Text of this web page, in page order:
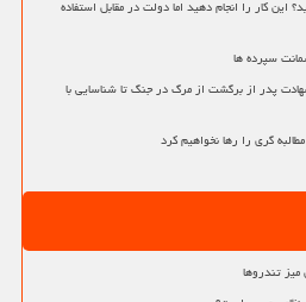
این کار را انجام دهید اما دولت در مقابل استفاده
سپرده ها
پدر از برگشت از مرگ در جنگ تا شناسایی با
گری را رها نخواهیم کرد
تندروها